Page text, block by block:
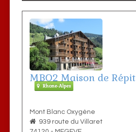
MBO2 Maison de Répit
Rhone-Alpes
Mont Blanc Oxygène
939 route du Villaret